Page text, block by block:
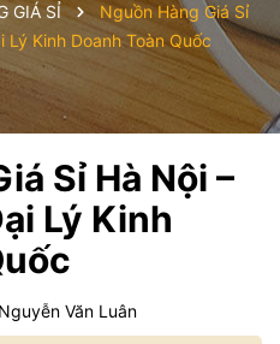
GIÁ SỈ
Nguồn Hàng Giá Sỉ
Lý Kinh Doanh Toàn Quốc
Sỉ Hà Nội –
Lý Kinh
Nguyễn Văn Luân